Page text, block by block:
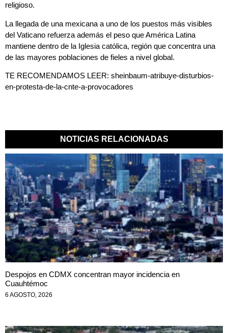
religioso.
La llegada de una mexicana a uno de los puestos más visibles
del Vaticano refuerza además el peso que América Latina
mantiene dentro de la Iglesia católica, región que concentra una
de las mayores poblaciones de fieles a nivel global.
TE RECOMENDAMOS LEER: sheinbaum-atribuye-disturbios-
en-protesta-de-la-cnte-a-provocadores
NOTICIAS RELACIONADAS
Despojos en CDMX concentran mayor incidencia en
Cuauhtémoc
6 AGOSTO, 2026